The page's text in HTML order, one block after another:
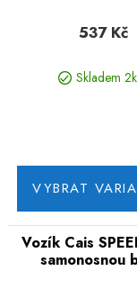
537 Kč
Skladem
VYBRAT
Vozík Cais
samonosnou